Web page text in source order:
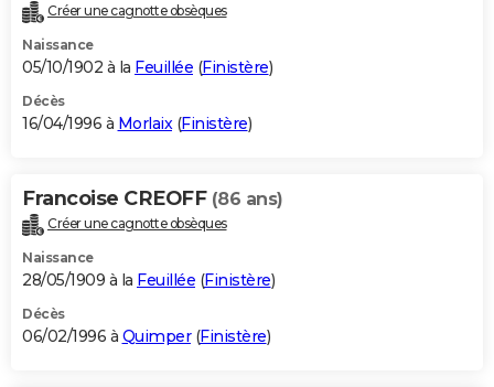
Créer une cagnotte obsèques
Naissance
05/10/1902 à la Feuillée (Finistère)
Décès
16/04/1996 à Morlaix(Finistère)
Francoise CREOFF (86 ans)
Créer une cagnotte obsèques
Naissance
28/05/1909 à la Feuillée (Finistère)
Décès
06/02/1996 à Quimper(Finistère)